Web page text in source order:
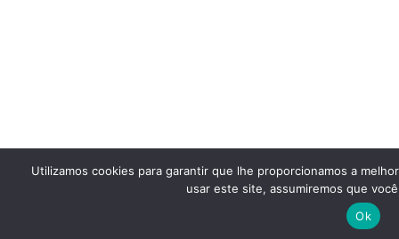
Utilizamos cookies para garantir que lhe proporcionamos a
usar este site, assumiremos que
Ok